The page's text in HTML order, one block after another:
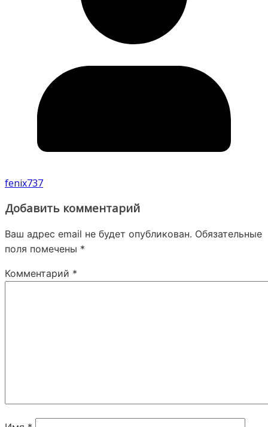
fenix737
Добавить комментарий
Ваш адрес email не будет опубликован. Обязательные
поля помечены *
Комментарий *